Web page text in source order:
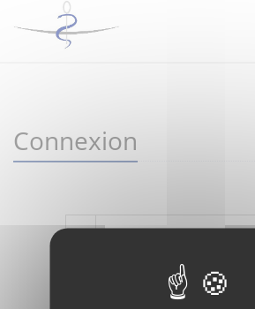
Connexion